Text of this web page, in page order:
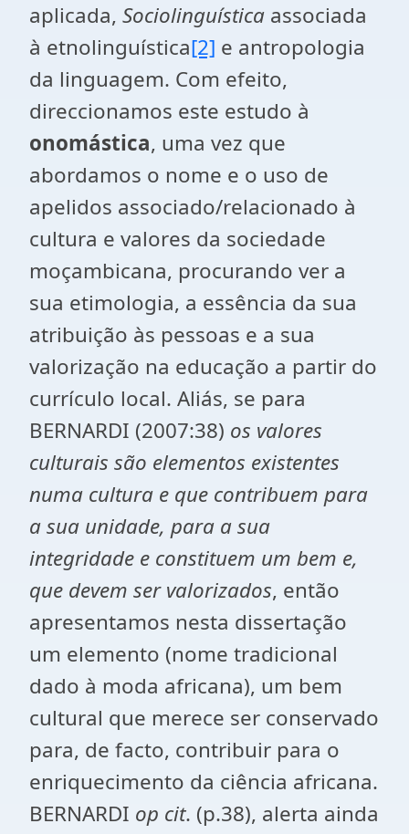
aplicada, Sociolinguística associada
à etnolinguística[2] e antropologia
da linguagem. Com efeito,
direccionamos este estudo à
onomástica, uma vez que
abordamos o nome e o uso de
apelidos associado/relacionado à
cultura e valores da sociedade
moçambicana, procurando ver a
sua etimologia, a essência da sua
atribuição às pessoas e a sua
valorização na educação a partir do
currículo local. Aliás, se para
BERNARDI (2007:38) os valores
culturais são elementos existentes
numa cultura e que contribuem para
a sua unidade, para a sua
integridade e constituem um bem e,
que devem ser valorizados, então
apresentamos nesta dissertação
um elemento (nome tradicional
dado à moda africana), um bem
cultural que merece ser conservado
para, de facto, contribuir para o
enriquecimento da ciência africana.
BERNARDI op cit. (p.38), alerta ainda